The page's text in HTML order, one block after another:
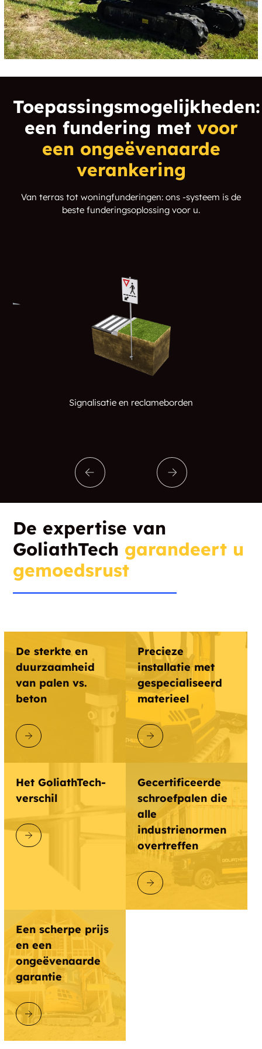
Toepassingsmogelijkheden:
een fundering met voor
een ongeëvenaarde
verankering
Van terras tot woningfunderingen: ons -systeem is de
beste funderingsoplossing voor u.
Signalisatie en reclameborden
De expertise van
GoliathTech garandeert u
gemoedsrust
De sterkte en
duurzaamheid
van palen vs.
beton
ONTDEK GOLIATHTECH
Precieze
installatie met
gespecialiseerd
materieel
ONTDEK GOLIATHTECH
Het GoliathTech-
verschil
ONTDEK GOLIATHTECH
Gecertificeerde
schroefpalen die
alle
industrienormen
overtreffen
ONTDEK GOLIATHTECH
Een scherpe prijs
en een
ongeëvenaarde
garantie
ONTDEK GOLIATHTECH